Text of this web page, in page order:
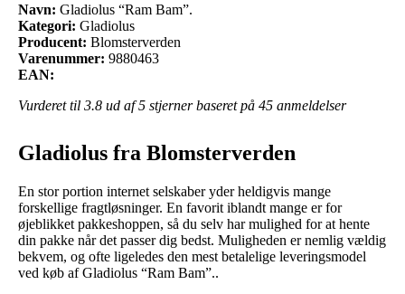
Navn: Gladiolus “Ram Bam”.
Kategori: Gladiolus
Producent: Blomsterverden
Varenummer: 9880463
EAN:
Vurderet til 3.8 ud af 5 stjerner baseret på 45 anmeldelser
Gladiolus fra Blomsterverden
En stor portion internet selskaber yder heldigvis mange
forskellige fragtløsninger. En favorit iblandt mange er for
øjeblikket pakkeshoppen, så du selv har mulighed for at hente
din pakke når det passer dig bedst. Muligheden er nemlig vældig
bekvem, og ofte ligeledes den mest betalelige leveringsmodel
ved køb af Gladiolus “Ram Bam”..